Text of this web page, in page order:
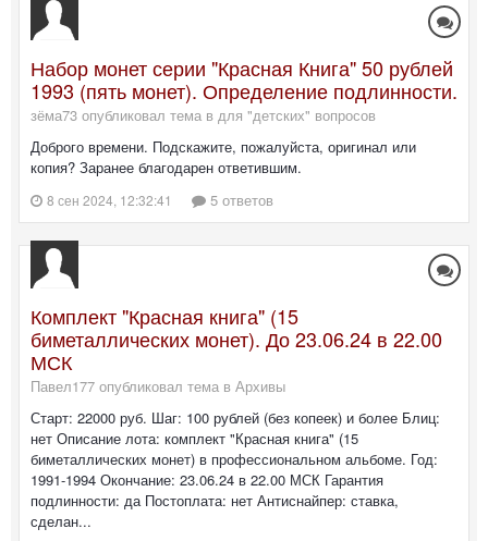
Набор монет серии "Красная Книга" 50 рублей
1993 (пять монет). Определение подлинности.
зёма73 опубликовал тема в для "детских" вопросов
Доброго времени. Подскажите, пожалуйста, оригинал или
копия? Заранее благодарен ответившим.
8 сен 2024, 12:32:41 5 ответов
Комплект "Красная книга" (15
биметаллических монет). До 23.06.24 в 22.00
МСК
Павел177 опубликовал тема в Архивы
Старт: 22000 руб. Шаг: 100 рублей (без копеек) и более Блиц:
нет Описание лота: комплект "Красная книга" (15
биметаллических монет) в профессиональном альбоме. Год:
1991-1994 Окончание: 23.06.24 в 22.00 МСК Гарантия
подлинности: да Постоплата: нет Антиснайпер: ставка,
сделан...